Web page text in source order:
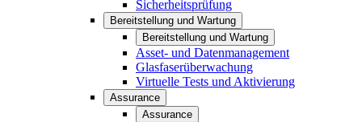
Sicherheitsprüfung
Bereitstellung und Wartung
Bereitstellung und Wartung
Asset- und Datenmanagement
Glasfaserüberwachung
Virtuelle Tests und Aktivierung
Assurance
Assurance